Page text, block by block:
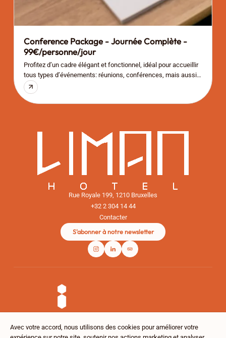
Conference Package - Journée Complète -
99€/personne/jour
Profitez d’un cadre élégant et fonctionnel, idéal pour accueillir
tous types d’événements: réunions, conférences, mais aussi
workshops, présentations ou occasions privées. Notre
formule journée inclut tout le nécessaire pour garantir le bon
déroulement de votre événement, quel qu’il soit.
Rue Royale 199, 1210 Bruxelles
+32 2 304 14 44
Contacter
S'abonner à notre newsletter
Avec votre accord, nous utilisons des cookies pour améliorer votre